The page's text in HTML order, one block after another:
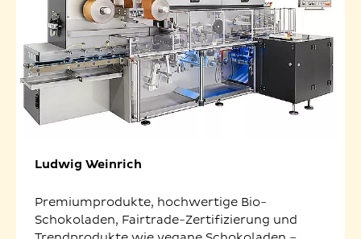
Ludwig Weinrich
Premiumprodukte, hochwertige Bio-
Schokoladen, Fairtrade-Zertifizierung und